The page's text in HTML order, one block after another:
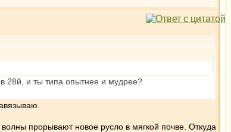
28й, и ты типа опытнее и мудрее?
прорывают новое русло в мягкой почве. Откуда